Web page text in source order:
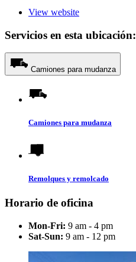
View website
Servicios en esta ubicación:
Camiones para mudanza
Camiones para mudanza
Remolques y remolcado
Horario de oficina
Mon-Fri: 9 am - 4 pm
Sat-Sun: 9 am - 12 pm